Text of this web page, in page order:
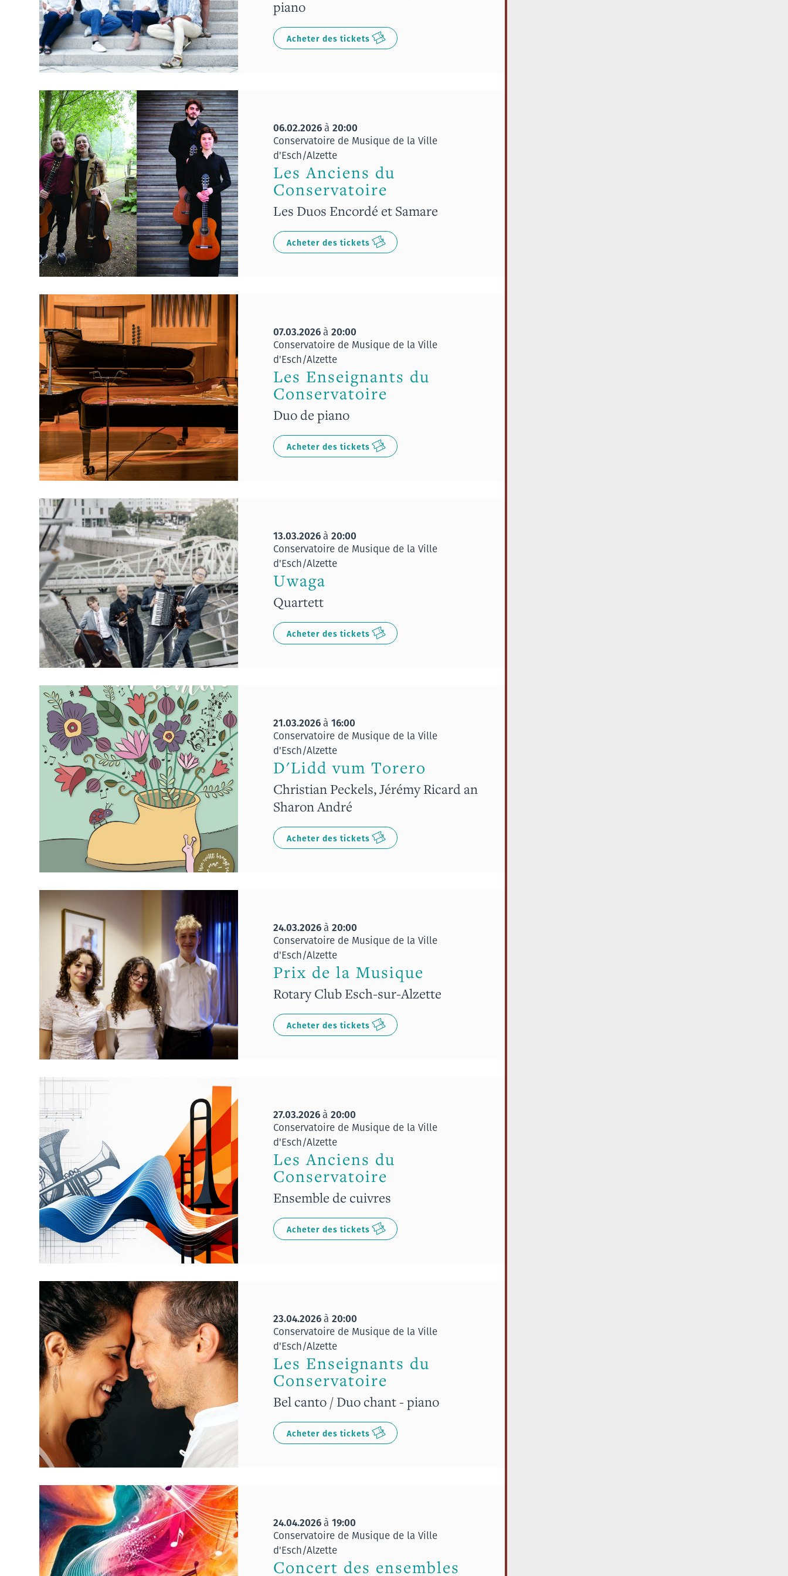
piano
Acheter des tickets
06.02.2026à 20:00
Conservatoire de Musique de la Ville
d'Esch/Alzette
Les Anciens du
Conservatoire
Les Duos Encordé et Samare
Acheter des tickets
07.03.2026à 20:00
Conservatoire de Musique de la Ville
d'Esch/Alzette
Les Enseignants du
Conservatoire
Duo de piano
Acheter des tickets
13.03.2026à 20:00
Conservatoire de Musique de la Ville
d'Esch/Alzette
Uwaga
Quartett
Acheter des tickets
21.03.2026à 16:00
Conservatoire de Musique de la Ville
d'Esch/Alzette
D'Lidd vum Torero
Christian Peckels, Jérémy Ricard an
Sharon André
Acheter des tickets
24.03.2026à 20:00
Conservatoire de Musique de la Ville
d'Esch/Alzette
Prix de la Musique
Rotary Club Esch-sur-Alzette
Acheter des tickets
27.03.2026à 20:00
Conservatoire de Musique de la Ville
d'Esch/Alzette
Les Anciens du
Conservatoire
Ensemble de cuivres
Acheter des tickets
23.04.2026à 20:00
Conservatoire de Musique de la Ville
d'Esch/Alzette
Les Enseignants du
Conservatoire
Bel canto / Duo chant - piano
Acheter des tickets
24.04.2026à 19:00
Conservatoire de Musique de la Ville
d'Esch/Alzette
Concert des ensembles